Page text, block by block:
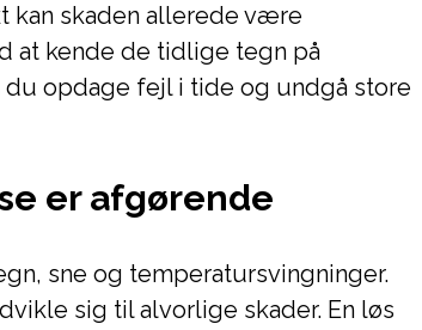
kan skaden allerede være
at kende de tidlige tegn på
opdage fejl i tide og undgå store
er afgørende
sne og temperatursvingninger.
sig til alvorlige skader. En løs